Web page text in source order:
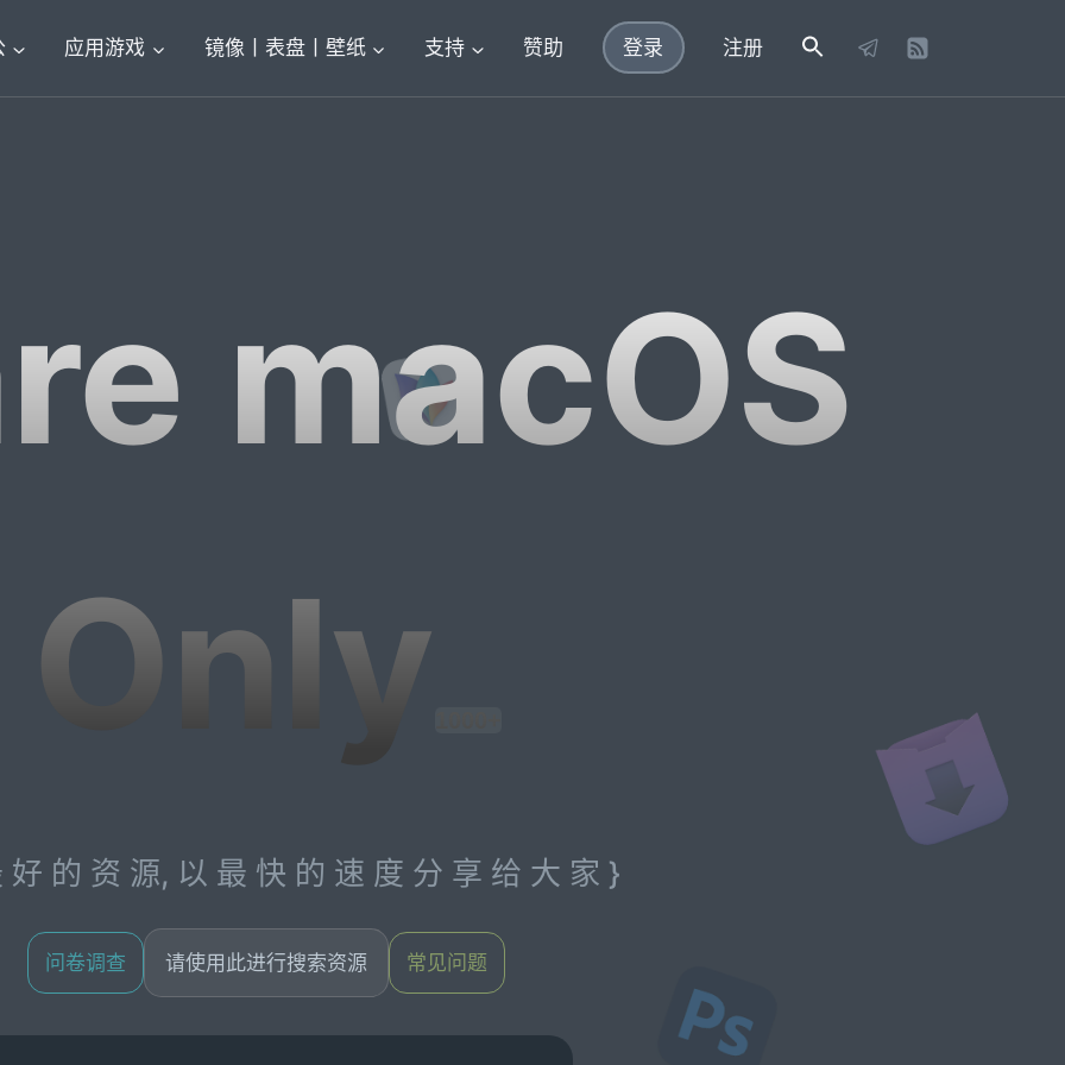
应用游戏 镜像丨表盘丨壁纸 支持 赞助 登录 注册
macOS
Only
好 的 资 源, 以 最 快 的 速 度 分 享 给 大 家 }
问卷调查 请使用此进行搜索资源 常见问题